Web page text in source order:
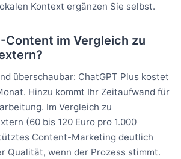
Kontext ergänzen Sie selbst.
Content im Vergleich zu
überschaubar: ChatGPT Plus kostet
Hinzu kommt Ihr Zeitaufwand für
Im Vergleich zu
(60 bis 120 Euro pro 1.000
Content-Marketing deutlich
Qualität, wenn der Prozess stimmt.